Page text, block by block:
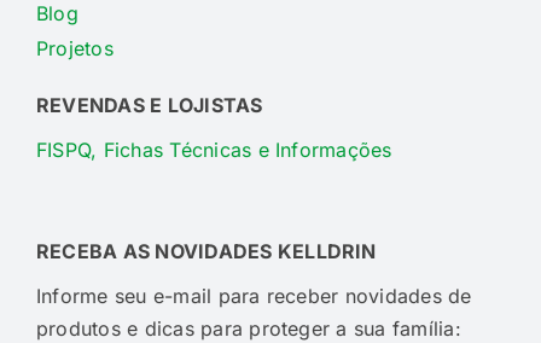
Blog
Projetos
REVENDAS E LOJISTAS
FISPQ, Fichas Técnicas e Informações
RECEBA AS NOVIDADES KELLDRIN
Informe seu e-mail para receber novidades de
produtos e dicas para proteger a sua família: